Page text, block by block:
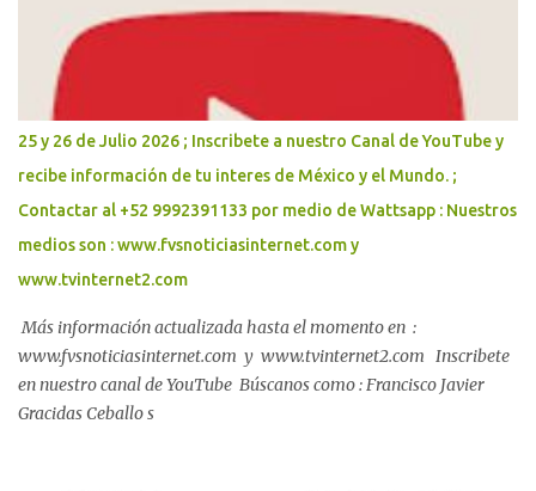
Laviada, en los que se consolidó un acuerdo metropolitano que,
con el respaldo de la Presidenta Claudia Sheinbaum Pardo, dará
paso al Plan Bienestar Metropolitano y a una agenda conjunta
para garantizar agua suficiente, vialidades seguras y mayor
protección para las familias. Con la participación de más de 600
vecinas, vecinos, e...
25 y 26 de Julio 2026 ; Inscribete a nuestro Canal de YouTube y
recibe información de tu interes de México y el Mundo. ;
Contactar al +52 9992391133 por medio de Wattsapp : Nuestros
medios son : www.fvsnoticiasinternet.com y
www.tvinternet2.com
Más información actualizada hasta el momento en :
www.fvsnoticiasinternet.com y www.tvinternet2.com Inscribete
en nuestro canal de YouTube Búscanos como : Francisco Javier
Gracidas Ceballo s